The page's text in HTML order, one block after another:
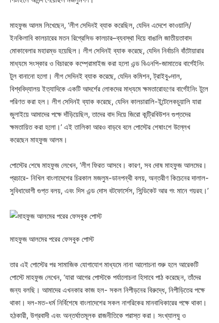
মাহফুজ আলম লিখেছেন, ‘লীগ সেদিনই ব্যাক করেছিল, যেদিন এদেশে কাওয়ালি/
ইনকিলাবি কালচারের মতন রিগ্রেসিভ কালচার–ব্যবস্থা দিয়ে বাঙালি জাতীয়তাবাদ
মোকাবেলার মহারম্ভ হয়েছিল। লীগ সেদিনই ব্যাক করেছে, যেদিন নির্বাচনি বাঁটোয়ারার
মাধ্যমে সংস্কার ও বিচারকে কম্প্রোমাইজ করা হলো এন্ড বিএনপি-জামাতের বার্গেইনিং
টুল বানানো হলো। লীগ সেদিনই ব্যাক করেছে, যেদিন কমিশন, ট্রাইবু৵নাল,
বিশ্ববিদ্যালয় ইত্যাদিকে একটি আদর্শের লোকদের মাধ্যমে ক্ষমতারোহণের বার্গেইনিং টুলে
পরিণত করা হল। লীগ সেদিনই ব্যাক করেছে, যেদিন কালচারালি-ইন্টেলেকচুয়ালি যারা
জুলাইয়ে আমাদের পক্ষে দাঁড়িয়েছিল, তাদের বাদ দিয়ে জিরো কন্ট্রিবিউশন গুপ্তদের
ক্ষমতায়িত করা হলো।’ এই তালিকা আরও বাড়বে বলে পোস্টের শেষাংশে উল্লেখ
করেছেন মাহফুজ আলম।
পোস্টের শেষে মাহফুজ লেখেন, ‘লীগ ফিরত আসবে। কারণ, সব দোষ মাহফুজ আলমের।
প্রচারে- নিখিল বাংলাদেশের চিরকাল মজলুম-ডানপন্থী বলয়, অন্তরীণ কিচেনের দালাল-
সুবিধাভোগী গুপ্ত বলয়, এবং দিস এন্ড দোস বটফোর্সেস, সিন্ডিকেট আর গং মানে গয়রহ।’
মাহফুজ আলমের পরের ফেসবুক পোস্ট
তার এই পোস্টের পর সামাজিক যোগাযোগ মাধ্যমে নানা আলোচনা শুরু হলে আরেকটি
পোস্টে মাহফুজ লেখেন, ‘যারা আগের পোস্টকে পর্যালোচনা হিসাবে পাঠ করেছেন, তাঁদের
জন্য বলছি। আমাদের এখনকার কাজ হল- সকল নিপীড়নের বিরুদ্ধে, নিপীড়িতের পক্ষে
থাকা। দল-মত-ধর্ম নির্বিশেষে বাংলাদেশের সকল নাগরিকের মানবাধিকারের পক্ষে থাকা।
হঠকারী, উগ্রবাদী এবং অন্তর্ঘাতমূলক রাজনীতিকে পরাস্ত করা। সংখ্যালঘু ও